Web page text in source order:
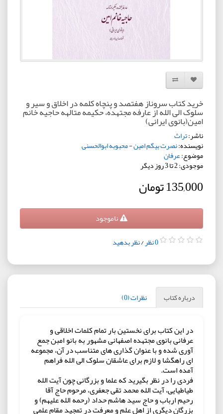
افزودن به لیست دلخواه
مقایسه این محصول
خرید کتاب سروناز هفتصد و پنچاه کلمه در اخلاق و سیر و
سلوک الی الله از عارفه مجتهده، حکیمه متالهه حاجیه خانم
امین(بانوی ایرانی)
ناشر:تراث
نویسنده:نصرت بیگم امین-محبوبه ابوالحسنی
موضوع:عرفان
موجودی: 2 تا 3 روز دیگر
135,000 تومان
ناموجود
0 نظر /نظر بدهید
درباره کتاب نظرات (0)
در این کتاب برای نخستین بار تمام کلمات اخلاقی و
عرفانی بانوی مجتهده اصفهانی مشهور به بانو امبن جمع
آوری شده و با عنوان گذاری های متناسب در آن، مجموعه
ای راهگشا و لازم برای عاشقان سلوک الی الله فراهم
آمده است.
فردی را در نظر بگیرید که علما و بزرگانی چون آیت الله
طیاطیایی، آیت الله محمد تقی جعفری، مرحوم حاج آقا
رحیم ارباب و حاج سید هاشم حداد (رحمه الله علیهم) و
بزرگان دیگری از اهل علم و معرفت در تمجید مقام علمی